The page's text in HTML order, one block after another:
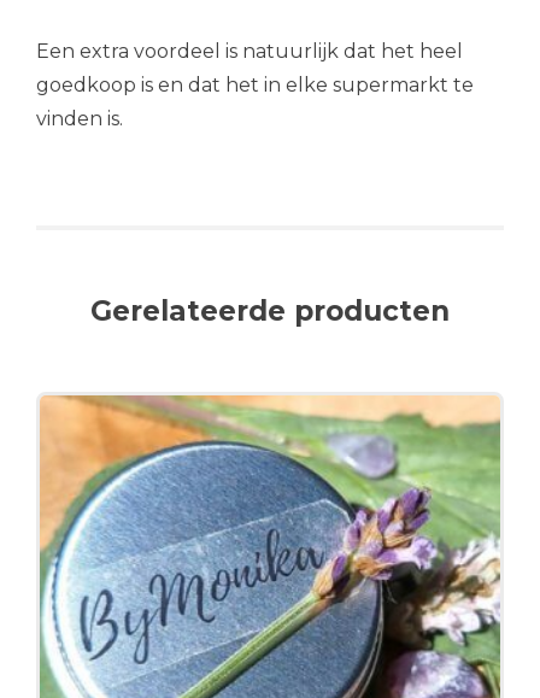
Een extra voordeel is natuurlijk dat het heel
goedkoop is en dat het in elke supermarkt te
vinden is.
Gerelateerde producten